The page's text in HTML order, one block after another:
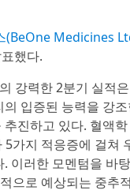
(BeOne Medicines
했다.
강력한 2분기 실적
입증된 능력을 강
진하고 있다. 혈액
가지 적응증에 걸쳐
이러한 모멘텀을 바
으로 예상되는 중추